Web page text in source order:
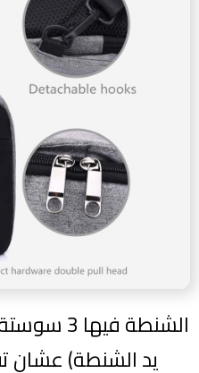
الشنطة
يد الشنطة) عشان